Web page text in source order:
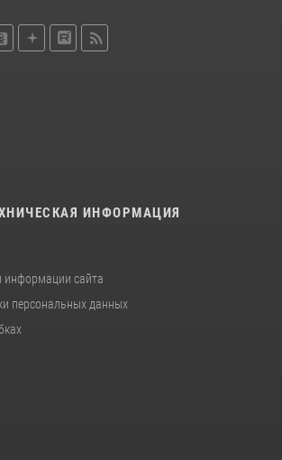
ИНФОРМАЦИЯ
информации сайта
персональных данных